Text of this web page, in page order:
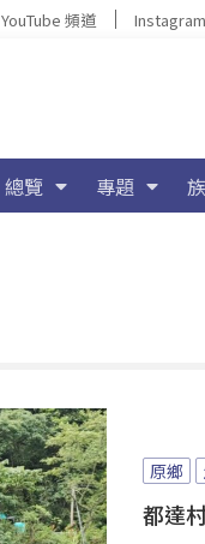
YouTube 頻道 Instagram
總覽 專題
原鄉
都達